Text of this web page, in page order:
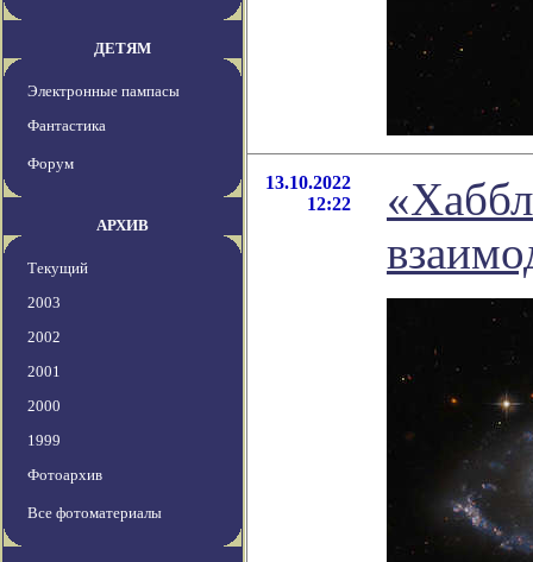
ДЕТЯМ
Электронные пампасы
Фантастика
Форум
АРХИВ
Текущий
2003
2002
2001
2000
1999
Фотоархив
Все фотоматериалы
13.10.2022
12:22